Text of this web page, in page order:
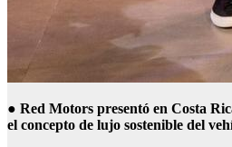
● Red Motors presentó en Costa
el concepto de lujo sostenible del